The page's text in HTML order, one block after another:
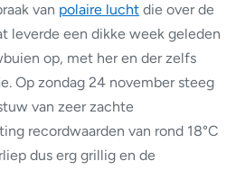
van polaire lucht die over de
leverde een dikke week geleden
op, met her en der zelfs
Op zondag 24 november steeg
van zeer zachte
recordwaarden van rond 18°C
dus erg grillig en de